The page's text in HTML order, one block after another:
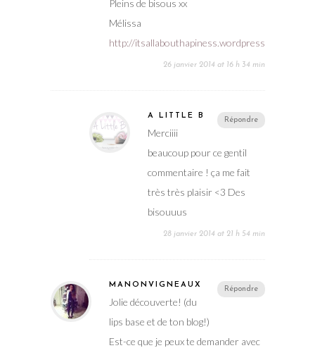
Pleins de bisous xx
Mélissa
http://itsallabouthapiness.wordpress.com/
26 janvier 2014 at 16 h 34 min
Répondre
A LITTLE B
Merciiii
beaucoup pour ce gentil
commentaire ! ça me fait
très très plaisir <3 Des
bisouuus
28 janvier 2014 at 21 h 54 min
Répondre
MANONVIGNEAUX
Jolie découverte! (du
lips base et de ton blog!)
Est-ce que je peux te demander avec